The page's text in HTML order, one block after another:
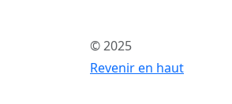
© 2025
Revenir en haut